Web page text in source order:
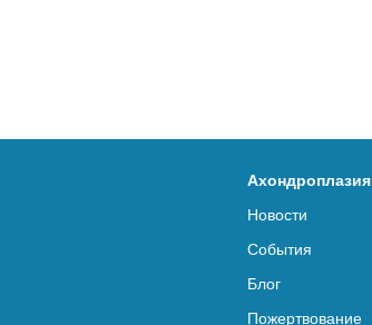
Ахондроплазия
Новости
События
Блог
Пожертвование